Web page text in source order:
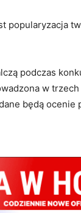
popularyzacja
podczas
w
będą ocenie